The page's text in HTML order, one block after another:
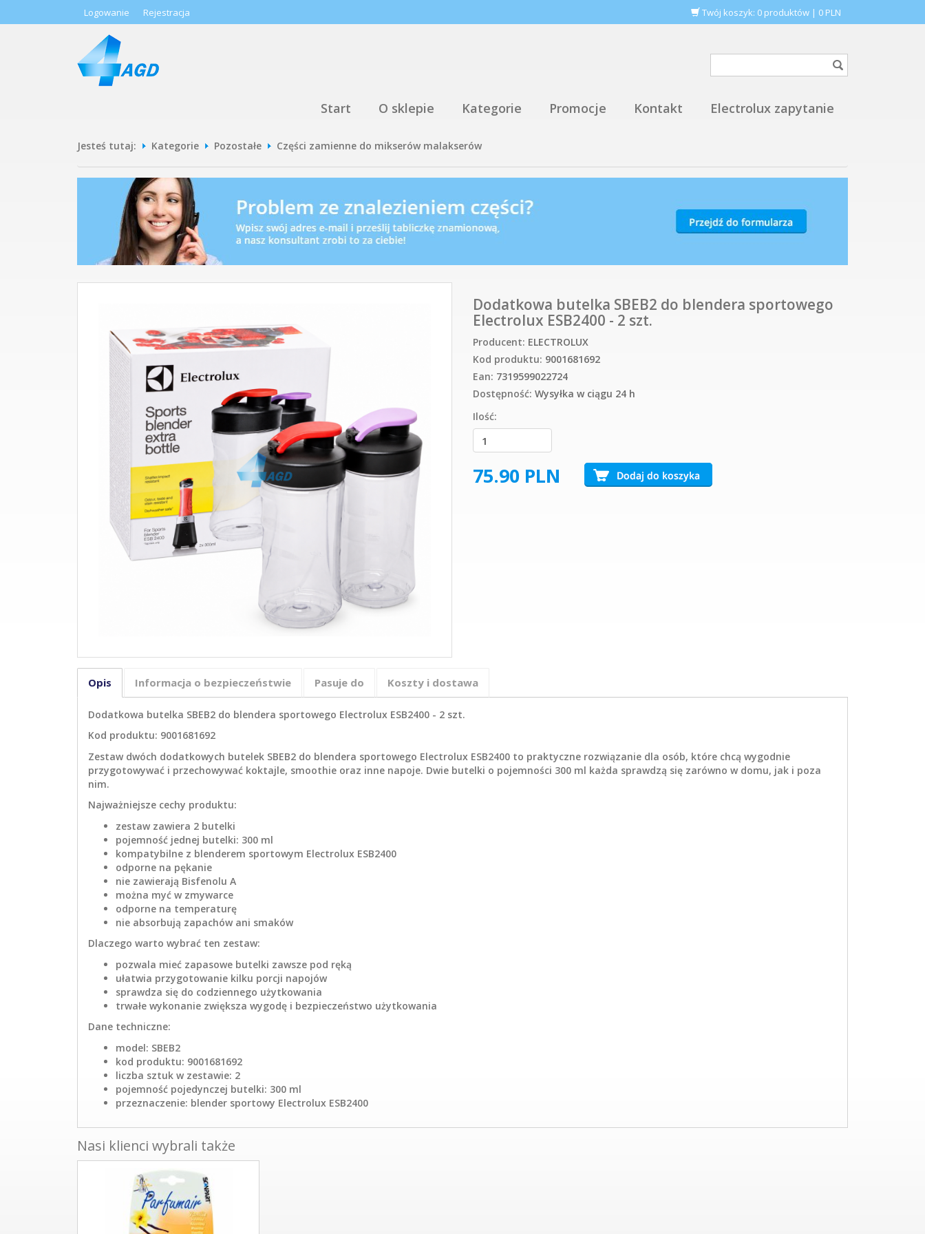
Logowanie Rejestracja Twój koszyk: 0 produktów | 0 PLN
Start O sklepie Kategorie Promocje Kontakt Electrolux zapytanie
Jesteś tutaj: Kategorie Pozostałe Części zamienne do mikserów malakserów
Dodatkowa butelka SBEB2 do blendera sportowego
Electrolux ESB2400 - 2 szt.
Producent: ELECTROLUX
Kod produktu: 9001681692
Ean: 7319599022724
Dostępność: Wysyłka w ciągu 24 h
Ilość:
75.90 PLN
Opis Informacja o bezpieczeństwie Pasuje do Koszty i dostawa
Dodatkowa butelka SBEB2 do blendera sportowego Electrolux ESB2400 - 2 szt.
Kod produktu: 9001681692
Zestaw dwóch dodatkowych butelek SBEB2 do blendera sportowego Electrolux ESB2400 to praktyczne rozwiązanie dla osób, które chcą wygodnie
przygotowywać i przechowywać koktajle, smoothie oraz inne napoje. Dwie butelki o pojemności 300 ml każda sprawdzą się zarówno w domu, jak i poza
nim.
Najważniejsze cechy produktu:
zestaw zawiera 2 butelki
pojemność jednej butelki: 300 ml
kompatybilne z blenderem sportowym Electrolux ESB2400
odporne na pękanie
nie zawierają Bisfenolu A
można myć w zmywarce
odporne na temperaturę
nie absorbują zapachów ani smaków
Dlaczego warto wybrać ten zestaw:
pozwala mieć zapasowe butelki zawsze pod ręką
ułatwia przygotowanie kilku porcji napojów
sprawdza się do codziennego użytkowania
trwałe wykonanie zwiększa wygodę i bezpieczeństwo użytkowania
Dane techniczne:
model: SBEB2
kod produktu: 9001681692
liczba sztuk w zestawie: 2
pojemność pojedynczej butelki: 300 ml
przeznaczenie: blender sportowy Electrolux ESB2400
Nasi klienci wybrali także